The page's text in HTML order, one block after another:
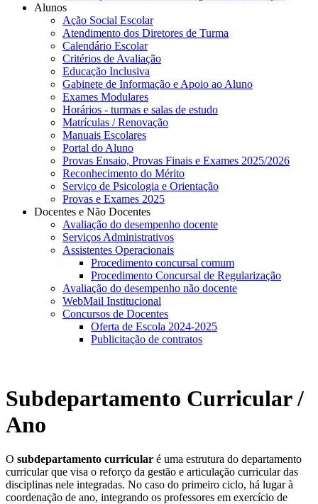
Alunos
Ação Social Escolar
Atendimento dos Diretores de Turma
Calendário Escolar
Critérios de Avaliação
Educação Inclusiva
Gabinete de Informação e Apoio ao Aluno
Exames Modulares
Horários - turmas e salas de estudo
Matrículas / Renovação
Manuais Escolares
Portal do Aluno
Provas Ensaio, Provas Finais e Exames 2025/2026
Reconhecimento do Mérito
Serviço de Psicologia e Orientação
Provas e Exames 2025
Docentes e Não Docentes
Avaliação do desempenho docente
Serviços Administrativos
Assistentes Operacionais
Procedimento concursal comum
Procedimento Concursal de Regularização
Avaliação do desempenho não docente
WebMail Institucional
Concursos de Docentes
Oferta de Escola 2024-2025
Publicitação de contratos
Subdepartamento Curricular /
Ano
O subdepartamento curricular é uma estrutura do departamento
curricular que visa o reforço da gestão e articulação curricular das
disciplinas nele integradas. No caso do primeiro ciclo, há lugar à
coordenação de ano, integrando os professores em exercício de